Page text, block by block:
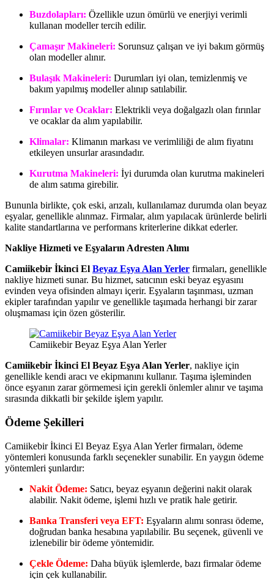
Buzdolapları: Özellikle uzun ömürlü ve enerjiyi verimli
kullanan modeller tercih edilir.
Çamaşır Makineleri: Sorunsuz çalışan ve iyi bakım görmüş
olan modeller alınır.
Bulaşık Makineleri: Durumları iyi olan, temizlenmiş ve
bakım yapılmış modeller alınıp satılabilir.
Fırınlar ve Ocaklar: Elektrikli veya doğalgazlı olan fırınlar
ve ocaklar da alım yapılabilir.
Klimalar: Klimanın markası ve verimliliği de alım fiyatını
etkileyen unsurlar arasındadır.
Kurutma Makineleri: İyi durumda olan kurutma makineleri
de alım satıma girebilir.
Bununla birlikte, çok eski, arızalı, kullanılamaz durumda olan beyaz
eşyalar, genellikle alınmaz. Firmalar, alım yapılacak ürünlerde belirli
kalite standartlarına ve performans kriterlerine dikkat ederler.
Nakliye Hizmeti ve Eşyaların Adresten Alımı
Camiikebir İkinci El Beyaz Eşya Alan Yerler firmaları, genellikle
nakliye hizmeti sunar. Bu hizmet, satıcının eski beyaz eşyasını
evinden veya ofisinden almayı içerir. Eşyaların taşınması, uzman
ekipler tarafından yapılır ve genellikle taşımada herhangi bir zarar
oluşmaması için özen gösterilir.
Camiikebir Beyaz Eşya Alan Yerler
Camiikebir İkinci El Beyaz Eşya Alan Yerler, nakliye için
genellikle kendi aracı ve ekipmanını kullanır. Taşıma işleminden
önce eşyanın zarar görmemesi için gerekli önlemler alınır ve taşıma
sırasında dikkatli bir şekilde işlem yapılır.
Ödeme Şekilleri
Camiikebir İkinci El Beyaz Eşya Alan Yerler firmaları, ödeme
yöntemleri konusunda farklı seçenekler sunabilir. En yaygın ödeme
yöntemleri şunlardır:
Nakit Ödeme: Satıcı, beyaz eşyanın değerini nakit olarak
alabilir. Nakit ödeme, işlemi hızlı ve pratik hale getirir.
Banka Transferi veya EFT: Eşyaların alımı sonrası ödeme,
doğrudan banka hesabına yapılabilir. Bu seçenek, güvenli ve
izlenebilir bir ödeme yöntemidir.
Çekle Ödeme: Daha büyük işlemlerde, bazı firmalar ödeme
için çek kullanabilir.